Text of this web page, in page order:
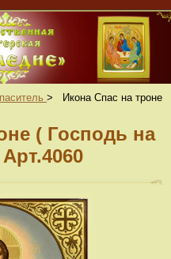
>
Икона Спас на троне
( Господь на